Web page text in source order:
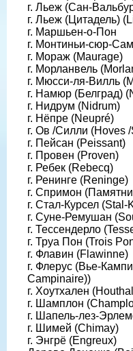
г. Льеж (Сан-
г. Льеж (Цитадель)
г. Маршьен-о-Пон
г. Монтиньи-сюр-
г. Мораж (Maurage)
г. Морланвель
г. Мюсси-ля-Вилль
г. Намюр (Белград)
г. Нидрум (Nidrum)
г. Нёпре (Neupré)
г. Ов /Силли (Hoves
г. Пейсан (Peissant)
г. Провен (Proven)
г. Ребек (Rebecq)
г. Ренинге (Reninge)
г. Спримон
г. Стал-Курсел (Stal-
г. Суне-Ремушан
г. Тессендерло
г. Труа Пон (Trois
г. Флавин (Flawinne)
г. Флерус (Вье-
Campinaire))
г. Хоутхален
г. Шамплон
г. Шапель-лез-
г. Шимей (Chimay)
г. Энгрё (Engreux)